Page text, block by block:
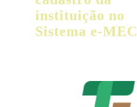
instituição no
Sistema e-MEC